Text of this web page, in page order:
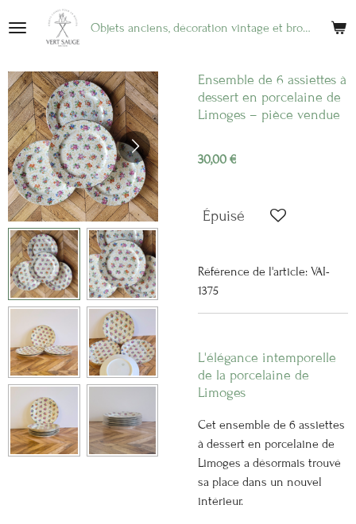
Passer
au
principal
Objets anciens, décoration vintage et brocante en ligne
Ensemble de 6 assiettes à
dessert en porcelaine de
Limoges – pièce vendue
30,00 €
Épuisé
Référence de l'article: VAI-
1375
L'élégance intemporelle
de la porcelaine de
Limoges
Cet ensemble de 6 assiettes
à dessert en porcelaine de
Limoges a désormais trouvé
sa place dans un nouvel
intérieur.